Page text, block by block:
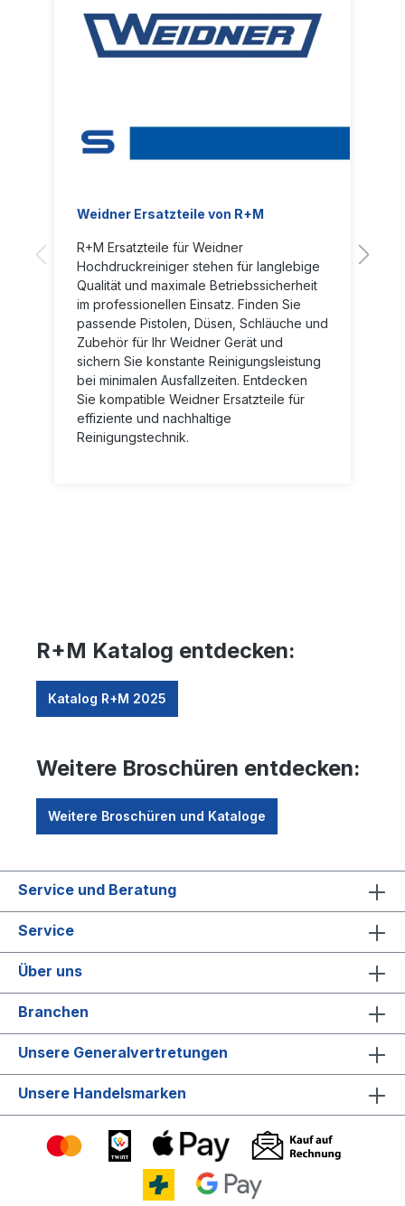
Weidner Ersatzteile von R+M
R+M Ersatzteile für Weidner
Hochdruckreiniger stehen für langlebige
Qualität und maximale Betriebssicherheit
im professionellen Einsatz. Finden Sie
passende Pistolen, Düsen, Schläuche und
Zubehör für Ihr Weidner Gerät und
sichern Sie konstante Reinigungsleistung
bei minimalen Ausfallzeiten. Entdecken
Sie kompatible Weidner Ersatzteile für
effiziente und nachhaltige
Reinigungstechnik.
R+M Katalog entdecken:
Katalog R+M 2025
Weitere Broschüren entdecken:
Weitere Broschüren und Kataloge
Service und Beratung
Service
Über uns
Branchen
Unsere Generalvertretungen
Unsere Handelsmarken